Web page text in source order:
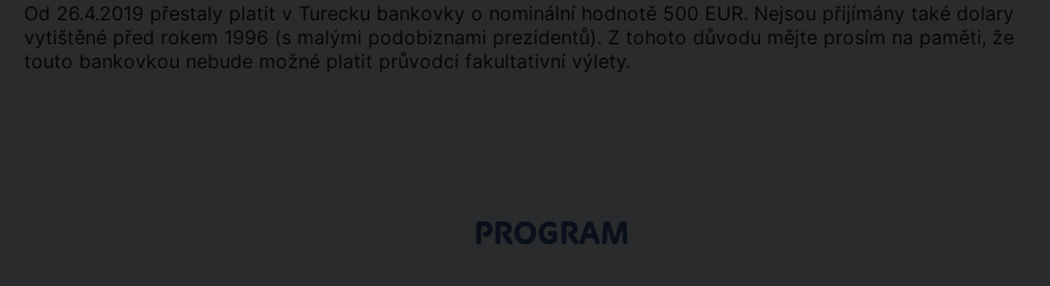
Od 26.4.2019 přestaly platit v Turecku bankovky o nominální hodnotě 500 EUR. Nejsou přijímány také dolary
vytištěné před rokem 1996 (s malými podobiznami prezidentů). Z tohoto důvodu mějte prosím na paměti, že
touto bankovkou nebude možné platit průvodci fakultativní výlety.
PROGRAM